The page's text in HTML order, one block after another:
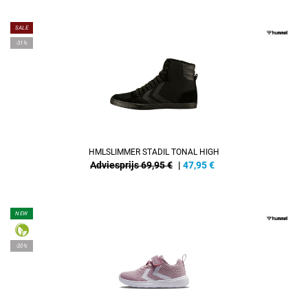
SALE
-31%
HMLSLIMMER STADIL TONAL HIGH
Adviesprijs 69,95 € | 47,95€
NEW
-20%